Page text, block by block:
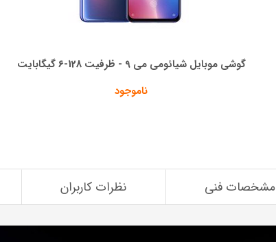
گوشی موبایل شیائومی می 9 - ظرفیت 128-6 گیگابایت
ناموجود
مشخصات فنی نظرات کاربران